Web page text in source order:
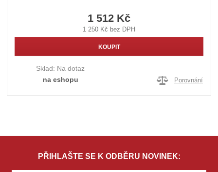
1 512 Kč
1 250 Kč bez DPH
KOUPIT
Sklad: Na dotaz
na eshopu
Porovnání
PŘIHLAŠTE SE K ODBĚRU NOVINEK: